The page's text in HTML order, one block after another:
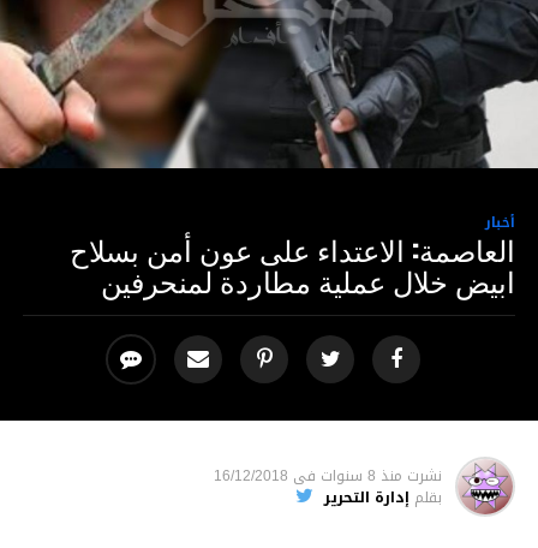
أخبار
العاصمة: الاعتداء على عون أمن بسلاح
ابيض خلال عملية مطاردة لمنحرفين
نشرت منذ 8 سنوات فى 16/12/2018
بقلم إدارة التحرير